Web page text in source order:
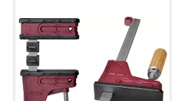
PIHER
Schraubzwinge Parallel
Schraubzwinge 400 kg 80
cm, (1 Stück)
47,90 €